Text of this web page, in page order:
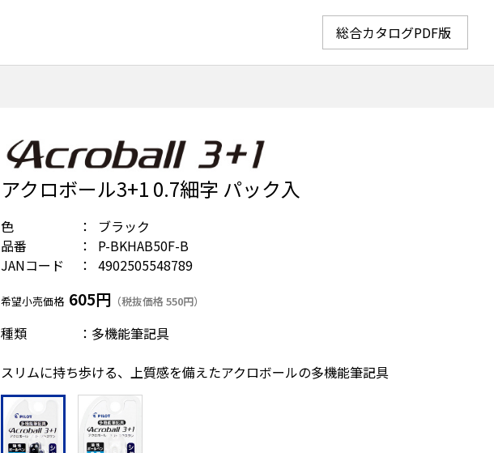
総合カタログPDF版
アクロボール3+1 0.7細字 パック入
色
ブラック
品番
P-BKHAB50F-B
JANコード
4902505548789
希望小売価格 605円 （税抜価格 550円）
種類 ：多機能筆記具
スリムに持ち歩ける、上質感を備えたアクロボールの多機能筆記具